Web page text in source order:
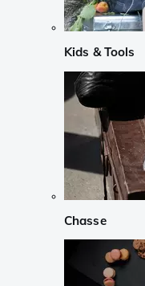
Kids & Tools
Chasse